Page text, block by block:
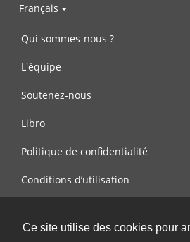
Ce site utilise des cookies pour
Français
Qui sommes-nous ?
L'équipe
Soutenez-nous
Libro
Politique de confidentialité
Conditions d’utilisation